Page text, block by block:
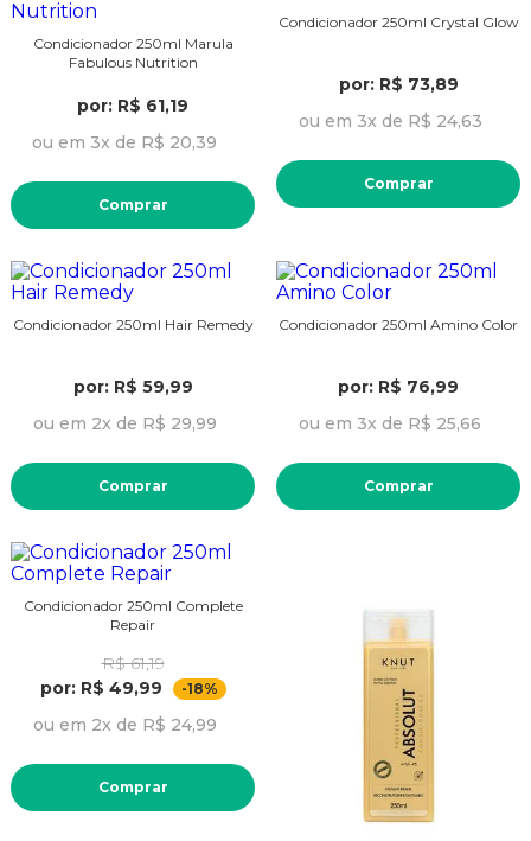
Condicionador 250ml Marula
Fabulous Nutrition
por: R$ 61,19
ou em 3x de R$ 20,39
Comprar
Condicionador 250ml Crystal Glow
por: R$ 73,89
ou em 3x de R$ 24,63
Comprar
Condicionador 250ml Hair Remedy
por: R$ 59,99
ou em 2x de R$ 29,99
Comprar
Condicionador 250ml Amino Color
por: R$ 76,99
ou em 3x de R$ 25,66
Comprar
Condicionador 250ml Complete
Repair
R$ 61,19
por: R$ 49,99
-18%
ou em 2x de R$ 24,99
Comprar